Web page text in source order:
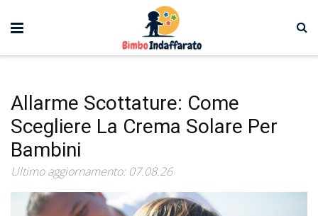
Allarme Scottature: Come
Scegliere La Crema Solare Per
Bambini
Ultimo aggiornamento: 07.08.26